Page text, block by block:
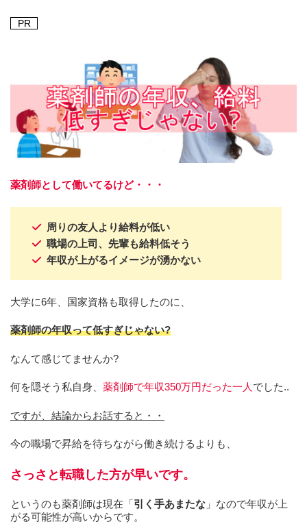
PR
薬剤師として働いてるけど・・・
周りの友人より給料が低い
職場の上司、先輩も給料低そう
年収が上がるイメージが湧かない
大学に6年、国家資格も取得したのに、
薬剤師の年収って低すぎじゃない?
なんて感じてませんか?
何を隠そう私自身、 薬剤師で年収350万円だった一人 でした..
ですが、結論からお話すると・・
今の職場で昇給を待ちながら働き続けるよりも、
さっさと転職した方が早いです。
というのも薬剤師は現在「引く手あまたな 」なので年収が上
がる可能性が高いからです。